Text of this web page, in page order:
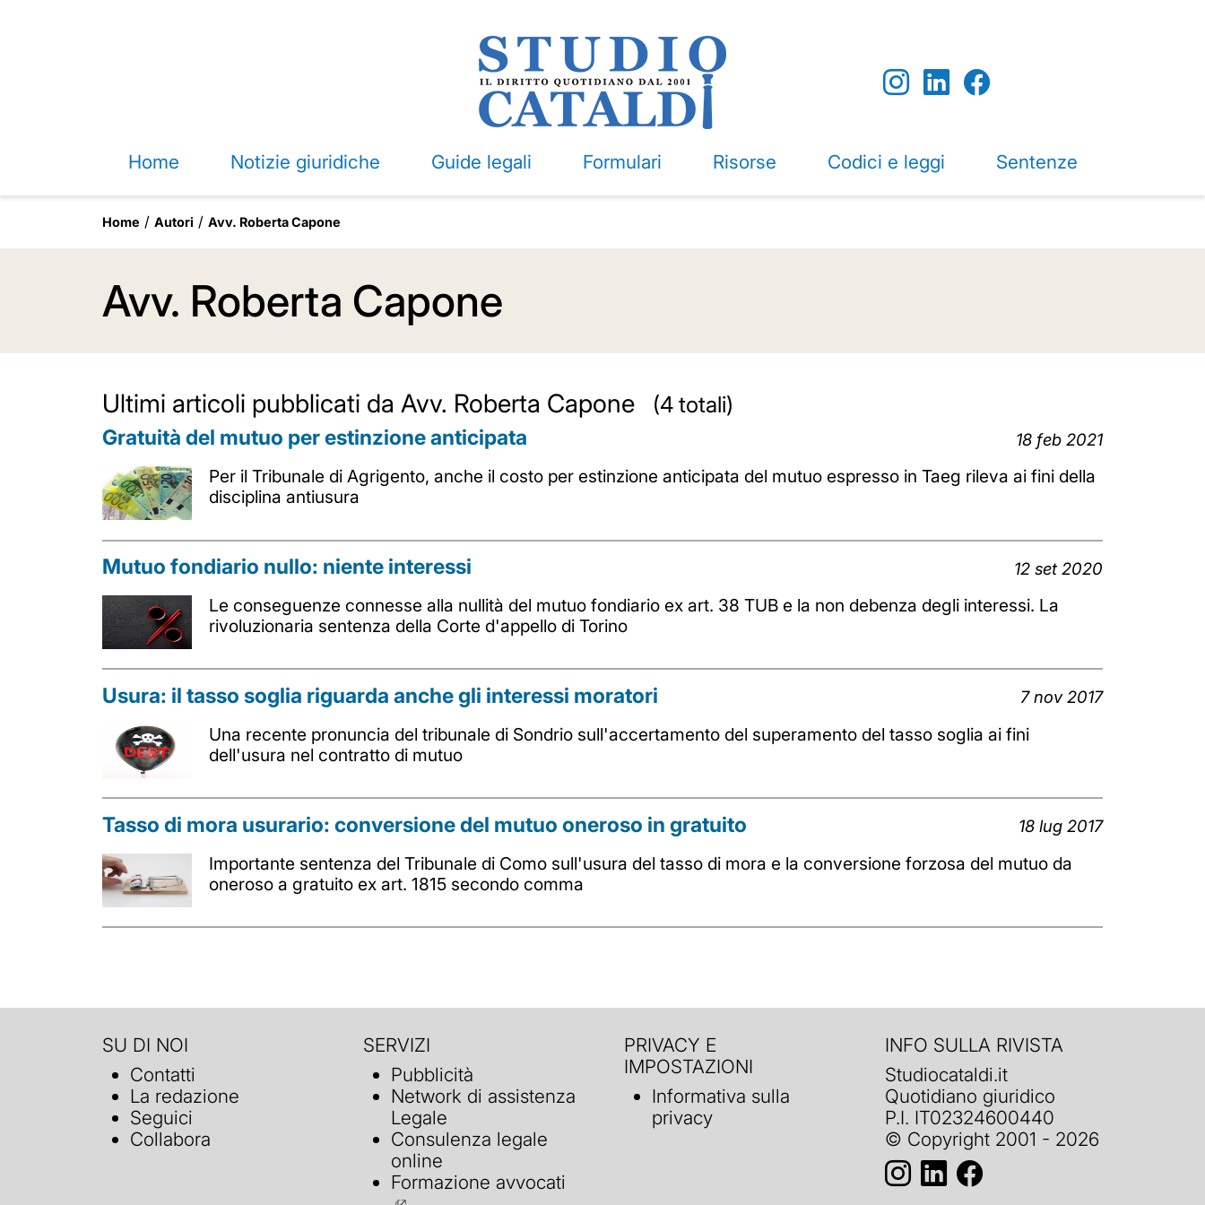
Home Notizie giuridiche Guide legali Formulari Risorse Codici e leggi Sentenze
Home Autori Avv. Roberta Capone
Avv. Roberta Capone
Ultimi articoli pubblicati da Avv. Roberta Capone (4 totali)
Gratuità del mutuo per estinzione anticipata 18 feb 2021
Per il Tribunale di Agrigento, anche il costo per estinzione anticipata del mutuo espresso in Taeg rileva ai fini della
disciplina antiusura
Mutuo fondiario nullo: niente interessi 12 set 2020
Le conseguenze connesse alla nullità del mutuo fondiario ex art. 38 TUB e la non debenza degli interessi. La
rivoluzionaria sentenza della Corte d'appello di Torino
Usura: il tasso soglia riguarda anche gli interessi moratori 7 nov 2017
Una recente pronuncia del tribunale di Sondrio sull'accertamento del superamento del tasso soglia ai fini
dell'usura nel contratto di mutuo
Tasso di mora usurario: conversione del mutuo oneroso in gratuito 18 lug 2017
Importante sentenza del Tribunale di Como sull'usura del tasso di mora e la conversione forzosa del mutuo da
oneroso a gratuito ex art. 1815 secondo comma
SU DI NOI
Contatti
La redazione
Seguici
Collabora
SERVIZI
Pubblicità
Network di assistenza
Legale
Consulenza legale
online
Formazione avvocati
PRIVACY E
IMPOSTAZIONI
Informativa sulla
privacy
INFO SULLA RIVISTA
Studiocataldi.it
Quotidiano giuridico
P.I. IT02324600440
© Copyright 2001 - 2026